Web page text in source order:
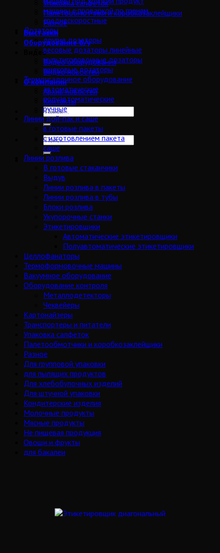
Упаковка салфеток
Палетообмотчики и коробкозаклейщики
Разное
Выставки
Оборудование б/у
Видео
Видео оборудования
Видео новостей
О компании
Архив новостей
Контакты
машины с проваркой по граням
среднескоростные
Дозаторы
другие дозаторы
весовые дозаторы линейные
мультиголовочные дозаторы
шнековые дозаторы
Термоусадочное оборудование
автоматические
полуавтоматические
ручные
Линии дой-пак и саше
в готовые пакеты
с изготовлением пакета
саше
Линии розлива
В готовые стаканчики
Выдув
Линии розлива в пакеты
Линии розлива в тубы
Блоки розлива
Укупорочные станки
Этикетировщики
Автоматические этикетировщики
Полуавтоматические этикетировщики
Целлофанаторы
Термоформовочные машины
Вакуумное оборудование
Оборудование контроля
Металлодетекторы
Чеквейеры
Картонайзеры
Транспортеры и питатели
Упаковка салфеток
Палетообмотчики и коробкозаклейщики
Разное
Для групповой упаковки
для пылящих продуктов
Для хлебобулочных изделий
Для штучной упаковки
Кондитерские изделия
Молочные продукты
Мясные продукты
Не пищевая продукция
Овощи и фрукты
для бакалеи